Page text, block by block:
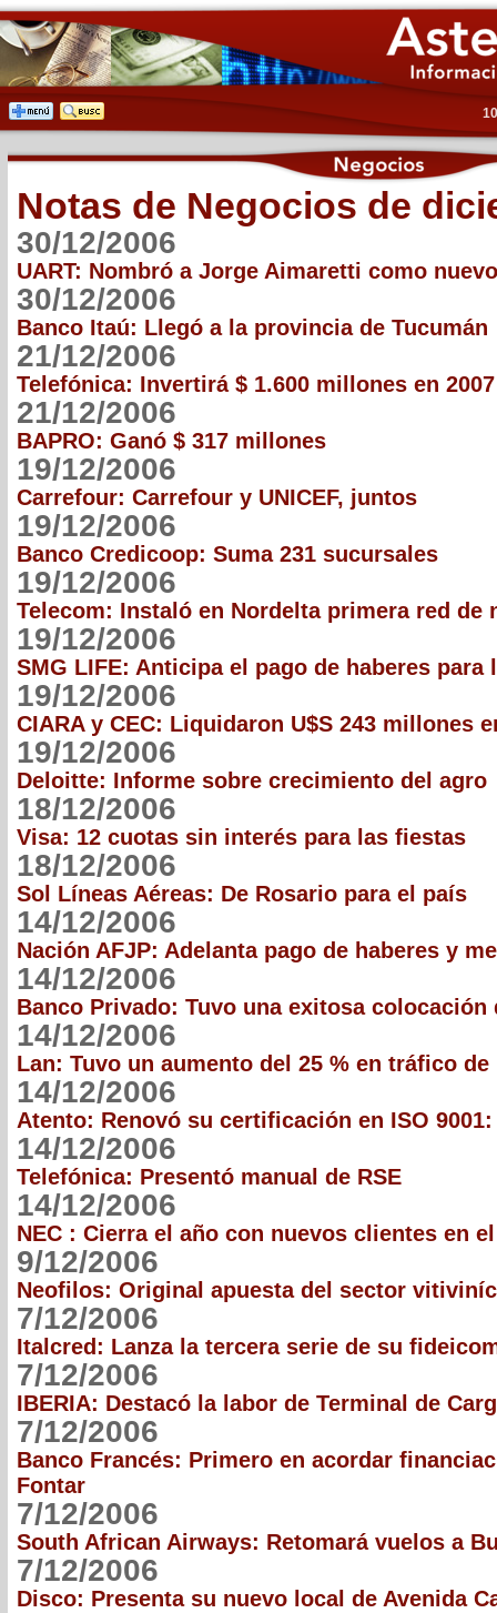
Notas de Negocios de
30/12/2006
UART: Nombró a Jorge Aimaretti como
30/12/2006
Banco Itaú: Llegó a la provincia de Tucumán
21/12/2006
Telefónica: Invertirá $ 1.600 millones en 2007
21/12/2006
BAPRO: Ganó $ 317 millones
19/12/2006
Carrefour: Carrefour y UNICEF, juntos
19/12/2006
Banco Credicoop: Suma 231 sucursales
19/12/2006
Telecom: Instaló en Nordelta primera red de
19/12/2006
SMG LIFE: Anticipa el pago de haberes para
19/12/2006
CIARA y CEC: Liquidaron U$S 243 millones
19/12/2006
Deloitte: Informe sobre crecimiento del agro
18/12/2006
Visa: 12 cuotas sin interés para las fiestas
18/12/2006
Sol Líneas Aéreas: De Rosario para el país
14/12/2006
Nación AFJP: Adelanta pago de haberes y
14/12/2006
Banco Privado: Tuvo una exitosa
14/12/2006
Lan: Tuvo un aumento del 25 % en tráfico de
14/12/2006
Atento: Renovó su certificación en ISO 9001:
14/12/2006
Telefónica: Presentó manual de RSE
14/12/2006
NEC : Cierra el año con nuevos clientes en
9/12/2006
Neofilos: Original apuesta del sector
7/12/2006
Italcred: Lanza la tercera serie de su
7/12/2006
IBERIA: Destacó la labor de Terminal de
7/12/2006
Banco Francés: Primero en acordar
Fontar
7/12/2006
South African Airways: Retomará vuelos a
7/12/2006
Disco: Presenta su nuevo local de Avenida